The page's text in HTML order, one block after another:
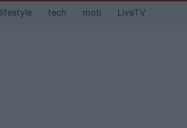
lifestyle tech moti LiveTV